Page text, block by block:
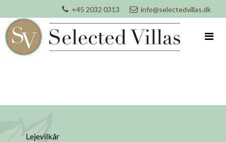
+45 2032 0313 info@selectedvillas.dk
Lejevilkår